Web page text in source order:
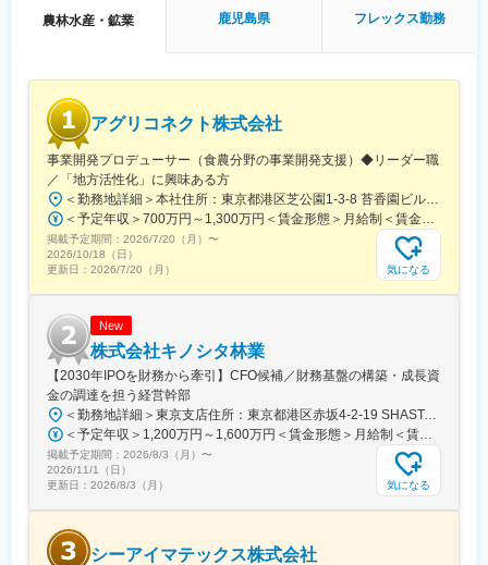
・週1回の定例MTGあり
・フルリモート勤務（半年に1回出社あり※任意）
・Slack／Zoomを活用したコミュニケーション
■当社について：
当社は2007年設立以降、「森林事業」と「環境エネルギー事業」
の2軸で事業を展開しています。森林資源の活用だけでなく、再生
可能エネルギーの普及を通じて、環境価値と経済価値の両立を実
現し、持続可能な社会の構築に貢献しています。
変更の範囲：会社の定める業務
農業と地域課題の解決に取り組みながら、最先端技術を世界中の
◎海外事業立ち上げの完遂実績
◎国際的なビジネススキルの習得
異文化環境での交渉力、リスク対応力、経営直下の意思決定スピ
ードを体感できます。
■当社について
「テクノロジーによって、産地とともに農業の未来をつくる」を
経営理念に据え、豊かな経験を持つ産地と、進化を続けるサイエ
ンステクノロジーを融合することで、環境に優しい魅力あふれる
農業の実現に取り組んでいます。
農林水産・鉱業 鹿児島県 フレックス勤務
アグリコネクト株式会社
事業開発プロデューサー（食農分野の事業開発支援）◆リーダー職
／「地方活性化」に興味ある方
＜勤務地詳細＞本社住所：東京都港区芝公園1-3-8 苔香園ビル4階勤務地最寄駅：都営三田線／御成門駅受動喫煙対策：屋内全面禁煙変更の範囲：会社の定める事業所
＜予定年収＞700万円～1,300万円＜賃金形態＞月給制＜賃金内訳＞月額（基本給）：400,000円～650,000円固定残業手当/月：92,640円～150,510円（固定残業時間30時間0分/月）超過した時間外労働の残業手当は追加支給＜月給＞492,640円～800,510円（一律手当を含む）＜昇給有無＞有＜残業手当＞有＜給与補足＞※給与は職歴、スキルなどに応じて相談※役職がつく場合は、別途、役職手当（50,000円～10,000円）を支給※マネージャー職以上の場合は、管理職のため残業代支給対象外■昇給：年1回（4月）■賞与：年1回（12月）賃金はあくまでも目安の金額であり、選考を通じて上下する可能性があります。月給(月額)は固定手当を含めた表記です。
掲載予定期間： 2026/7/20（月） 〜
2026/10/18（日）
更新日： 2026/7/20（月） 気になる
New
株式会社キノシタ林業
【2030年IPOを財務から牽引】CFO候補／財務基盤の構築・成長資
金の調達を担う経営幹部
＜勤務地詳細＞東京支店住所：東京都港区赤坂4-2-19 SHASTA/EAST 5F勤務地最寄駅：東京メトロ線／赤坂見附駅受動喫煙対策：屋内全面禁煙変更の範囲：会社の定める事業所
＜予定年収＞1,200万円～1,600万円＜賃金形態＞月給制＜賃金内訳＞月額（基本給）：625,000円～875,000円固定残業手当/月：191,360円～267,920円（固定残業時間40時間0分/月）超過した時間外労働の残業手当は追加支給＜月給＞816,360円～1,142,920円（一律手当を含む）＜昇給有無＞有＜残業手当＞有＜給与補足＞※実績に応じて柔軟に検討します。■賞与：年2回（6、12月）■昇給：年1回（3、9月）賃金はあくまでも目安の金額であり、選考を通じて上下する可能性があります。月給(月額)は固定手当を含めた表記です。
掲載予定期間： 2026/8/3（月） 〜
2026/11/1（日）
更新日： 2026/8/3（月） 気になる
シーアイマテックス株式会社